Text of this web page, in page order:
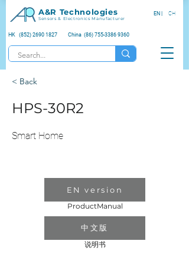
A&R Technologies
Sensors & Electronics Manufacturer
HK (852) 2690 1827 China (86) 755-3386 9360
EN | CH
< Back
HPS-30R2
Smart Home
EN version
ProductManual
中文版
说明书